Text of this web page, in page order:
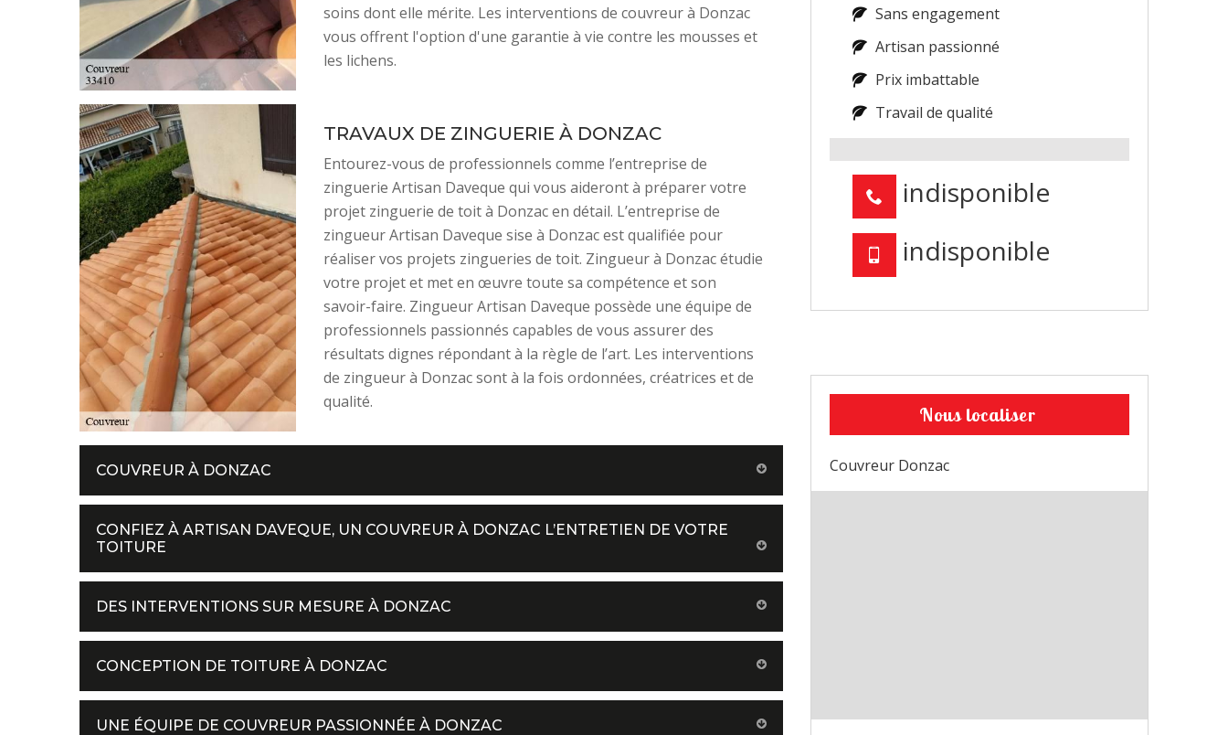
soins dont elle mérite. Les interventions de couvreur à Donzac
vous offrent l'option d'une garantie à vie contre les mousses et
les lichens.
TRAVAUX DE ZINGUERIE À DONZAC
Entourez-vous de professionnels comme l’entreprise de
zinguerie Artisan Daveque qui vous aideront à préparer votre
projet zinguerie de toit à Donzac en détail. L’entreprise de
zingueur Artisan Daveque sise à Donzac est qualifiée pour
réaliser vos projets zingueries de toit. Zingueur à Donzac étudie
votre projet et met en œuvre toute sa compétence et son
savoir-faire. Zingueur Artisan Daveque possède une équipe de
professionnels passionnés capables de vous assurer des
résultats dignes répondant à la règle de l’art. Les interventions
de zingueur à Donzac sont à la fois ordonnées, créatrices et de
qualité.
COUVREUR À DONZAC
CONFIEZ À ARTISAN DAVEQUE, UN COUVREUR À DONZAC L’ENTRETIEN DE VOTRE
TOITURE
DES INTERVENTIONS SUR MESURE À DONZAC
CONCEPTION DE TOITURE À DONZAC
UNE ÉQUIPE DE COUVREUR PASSIONNÉE À DONZAC
Sans engagement
Artisan passionné
Prix imbattable
Travail de qualité
indisponible
indisponible
Nous localiser
Couvreur Donzac